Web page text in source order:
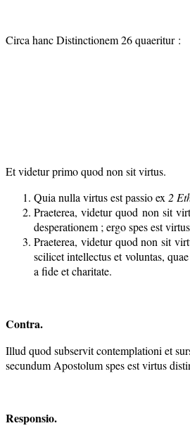
Circa hanc Distinctionem 26 quaeritur :
Et videtur primo quod non sit virtus.
Quia nulla virtus est passio ex 2
Praeterea, videtur quod non sit
desperationem ; ergo spes est
Praeterea, videtur quod non sit
scilicet intellectus et voluntas,
a fide et charitate.
Contra.
Illud quod subservit contemplationi et
secundum Apostolum spes est virtus
Responsio.